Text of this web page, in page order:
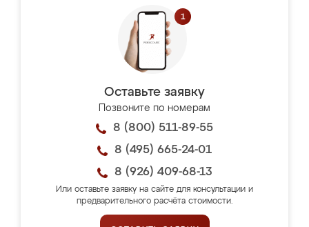
Оставьте заявку
Позвоните по номерам
8 (800) 511-89-55
8 (495) 665-24-01
8 (926) 409-68-13
Или оставьте заявку на сайте для консультации и
предварительного расчёта стоимости.